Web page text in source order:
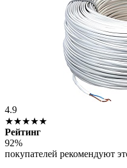
4.9
★★★★★
Рейтинг
92%
покупателей рекомендуют